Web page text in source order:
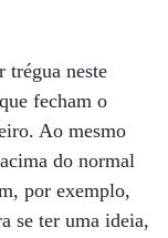
trégua neste
fecham o
Ao mesmo
do normal
por exemplo,
se ter uma ideia,